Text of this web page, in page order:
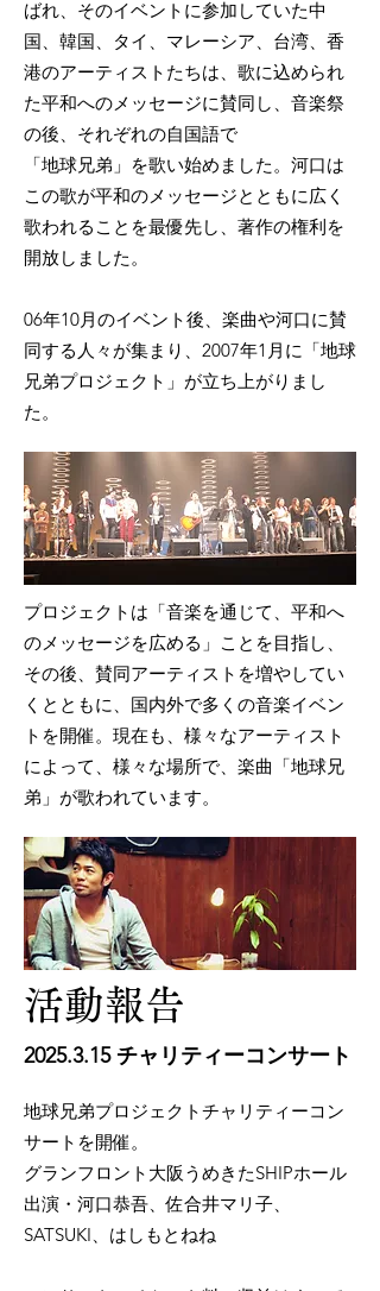
ばれ、そのイベントに参加していた中
国、韓国、タイ、マレーシア、台湾、香
港のアーティストたちは、歌に込められ
た平和へのメッセージに賛同し、音楽祭
の後、それぞれの自国語で
「地球兄弟」を歌い始めました。河口は
この歌が平和のメッセージとともに広く
歌われることを最優先し、著作の権利を
開放しました。
06年10月のイベント後、楽曲や河口に賛
同する人々が集まり、2007年1月に「地球
兄弟プロジェクト」が立ち上がりまし
た。
プロジェクトは「音楽を通じて、平和へ
のメッセージを広める」ことを目指し、
その後、賛同アーティストを増やしてい
くとともに、国内外で多くの音楽イベン
トを開催。現在も、様々なアーティスト
によって、様々な場所で、楽曲「地球兄
弟」が歌われています。
活動報告
2025.3.15チャリティーコンサート​
地球兄弟プロジェクトチャリティーコン
サートを開催。
グランフロント大阪うめきたSHIPホール
出演・河口恭吾、佐合井マリ子、
SATSUKI、はしもとねね